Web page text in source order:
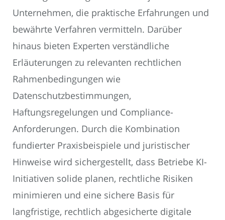
Unternehmen, die praktische Erfahrungen und
bewährte Verfahren vermitteln. Darüber
hinaus bieten Experten verständliche
Erläuterungen zu relevanten rechtlichen
Rahmenbedingungen wie
Datenschutzbestimmungen,
Haftungsregelungen und Compliance-
Anforderungen. Durch die Kombination
fundierter Praxisbeispiele und juristischer
Hinweise wird sichergestellt, dass Betriebe KI-
Initiativen solide planen, rechtliche Risiken
minimieren und eine sichere Basis für
langfristige, rechtlich abgesicherte digitale